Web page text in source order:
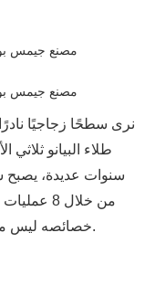
نرى سطحًا زجاجيًا
طلاء البيانو
سنوات عديدة، يصبح
من خلال
خصائصه ليس من السهل خدشها، متينة، مقاومة للماء.